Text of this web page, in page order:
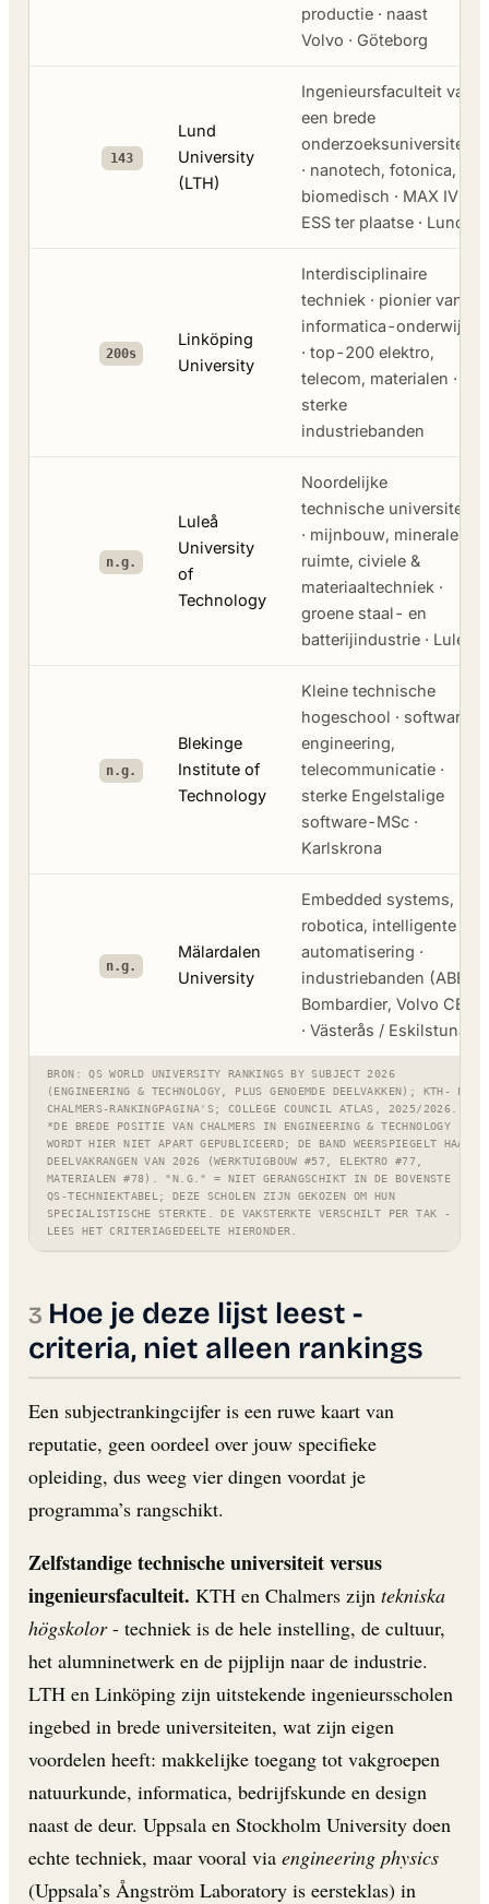
productie · naast
Volvo · Göteborg
143
Lund
University
(LTH)
Ingenieursfaculteit van
een brede
onderzoeksuniversiteit
· nanotech, fotonica,
biomedisch · MAX IV &
ESS ter plaatse · Lund
200s
Linköping
University
Interdisciplinaire
techniek · pionier van
informatica-onderwijs
· top-200 elektro,
telecom, materialen ·
sterke
industriebanden
n.g.
Luleå
University
of
Technology
Noordelijke
technische universiteit
· mijnbouw, mineralen,
ruimte, civiele &
materiaaltechniek ·
groene staal- en
batterijindustrie · Luleå
n.g.
Blekinge
Institute of
Technology
Kleine technische
hogeschool · software
engineering,
telecommunicatie ·
sterke Engelstalige
software-MSc ·
Karlskrona
n.g.
Mälardalen
University
Embedded systems,
robotica, intelligente
automatisering ·
industriebanden (ABB,
Bombardier, Volvo CE)
· Västerås / Eskilstuna
BRON: QS WORLD UNIVERSITY RANKINGS BY SUBJECT 2026
(ENGINEERING & TECHNOLOGY, PLUS GENOEMDE DEELVAKKEN); KTH- EN
CHALMERS-RANKINGPAGINA'S; COLLEGE COUNCIL ATLAS, 2025/2026.
*DE BREDE POSITIE VAN CHALMERS IN ENGINEERING & TECHNOLOGY
WORDT HIER NIET APART GEPUBLICEERD; DE BAND WEERSPIEGELT HAAR
DEELVAKRANGEN VAN 2026 (WERKTUIGBOUW #57, ELEKTRO #77,
MATERIALEN #78). "N.G." = NIET GERANGSCHIKT IN DE BOVENSTE
QS-TECHNIEKTABEL; DEZE SCHOLEN ZIJN GEKOZEN OM HUN
SPECIALISTISCHE STERKTE. DE VAKSTERKTE VERSCHILT PER TAK -
LEES HET CRITERIAGEDEELTE HIERONDER.
Hoe je deze lijst leest -
criteria, niet alleen rankings
Een subjectrankingcijfer is een ruwe kaart van
reputatie, geen oordeel over jouw specifieke
opleiding, dus weeg vier dingen voordat je
programma’s rangschikt.
Zelfstandige technische universiteit versus
ingenieursfaculteit. KTH en Chalmers zijn tekniska
högskolor- techniek is de hele instelling, de cultuur,
het alumninetwerk en de pijplijn naar de industrie.
LTH en Linköping zijn uitstekende ingenieursscholen
ingebed in brede universiteiten, wat zijn eigen
voordelen heeft: makkelijke toegang tot vakgroepen
natuurkunde, informatica, bedrijfskunde en design
naast de deur. Uppsala en Stockholm University doen
echte techniek, maar vooral via engineering physics
(Uppsala’s Ångström Laboratory is eersteklas) in